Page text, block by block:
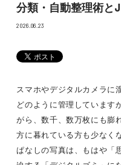
分類・自動整理術と
2026.06.23
スマホやデジタルカメラに
どのように管理しています
がら、数千、数万枚にも膨
方に暮れている方も少なく
ぱなしの写真は、もはや「